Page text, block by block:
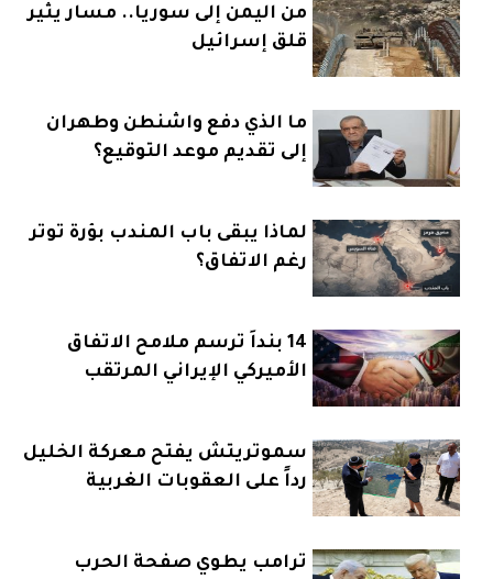
من اليمن إلى سوريا.. مسار يثير
قلق إسرائيل
ما الذي دفع واشنطن وطهران
إلى تقديم موعد التوقيع؟
لماذا يبقى باب المندب بؤرة توتر
رغم الاتفاق؟
14 بنداً ترسم ملامح الاتفاق
الأميركي الإيراني المرتقب
سموتريتش يفتح معركة الخليل
رداً على العقوبات الغربية
ترامب يطوي صفحة الحرب